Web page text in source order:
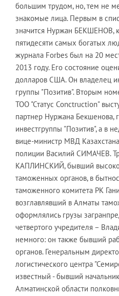
большим трудом, но, тем не
знакомые лица. Первым в
значится Нуржан БЕКШЕНОВ,
пятидесяти самых богатых
журнала Forbes был на 20
2013 году. Его состояние
долларов США. Он владелец
группы "Позитив". Вторым
ТОО "Статус Conctruction"
партнер Нуржана Бекшенова,
инвестгруппы "Позитив", а в
вице-министр МВД
полиции Василий СИМАЧЕВ.
КАПЛИНСКИЙ, бывший
таможенных органов, в
таможенного комитета РК
возглавлявший в Алматы
оформлялись грузы
четвертого учредителя –
немного: он также бывший
органов. Генеральным
логистического центра
известный - бывший
Алматинской области